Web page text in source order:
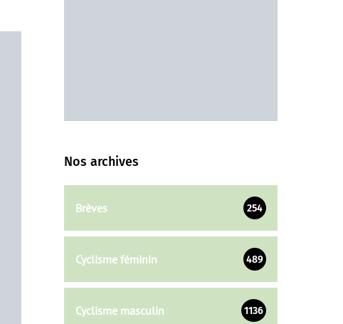
Nos archives
Brèves 254
Cyclisme féminin 489
Cyclisme masculin 1136